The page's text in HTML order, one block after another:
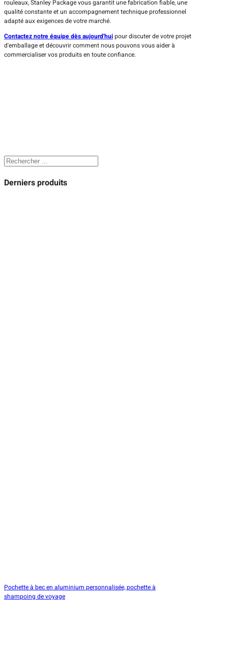
rouleaux, Stanley Package vous garantit une fabrication fiable, une
qualité constante et un accompagnement technique professionnel
adapté aux exigences de votre marché.
Contactez notre équipe dès aujourd'huipour discuter de votre projet
d'emballage et découvrir comment nous pouvons vous aider à
commercialiser vos produits en toute confiance.
Rechercher
Derniers produits
Pochette à bec en aluminium personnalisée, pochette à
shampoing de voyage